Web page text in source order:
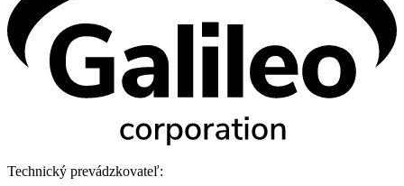
Technický prevádzkovateľ: